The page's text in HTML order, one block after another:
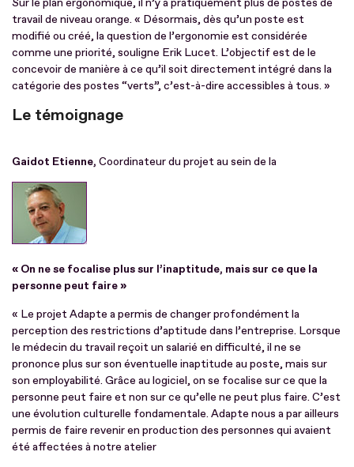
travail de niveau orange. « Désormais, dès qu’un poste est
modifié ou créé, la question de l’ergonomie est considérée
comme une priorité, souligne Erik Lucet. L’objectif est de le
concevoir de manière à ce qu’il soit directement intégré dans la
catégorie des postes “verts”, c’est-à-dire accessibles à tous. »
Le témoignage
Gaidot Etienne, Coordinateur du projet au sein de la
« On ne se focalise plus sur l’inaptitude, mais sur ce que la
personne peut faire »
« Le projet Adapte a permis de changer profondément la
perception des restrictions d’aptitude dans l’entreprise. Lorsque
le médecin du travail reçoit un salarié en difficulté, il ne se
prononce plus sur son éventuelle inaptitude au poste, mais sur
son employabilité. Grâce au logiciel, on se focalise sur ce que la
personne peut faire et non sur ce qu’elle ne peut plus faire. C’est
une évolution culturelle fondamentale. Adapte nous a par ailleurs
permis de faire revenir en production des personnes qui avaient
été affectées à notre atelier